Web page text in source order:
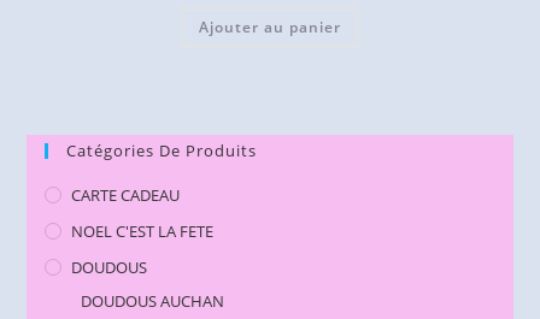
Ajouter au panier
Catégories De Produits
CARTE CADEAU
NOEL C'EST LA FETE
DOUDOUS
DOUDOUS AUCHAN